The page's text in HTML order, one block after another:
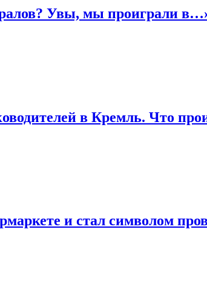
Увы, мы проиграли
в Кремль. Что
и стал символом